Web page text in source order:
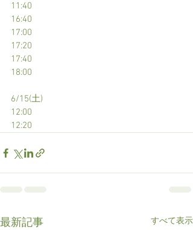
11:40
16:40
17:00
17:20
17:40
18:00
6/15(土)
12:00
12:20
最新記事 すべて表示